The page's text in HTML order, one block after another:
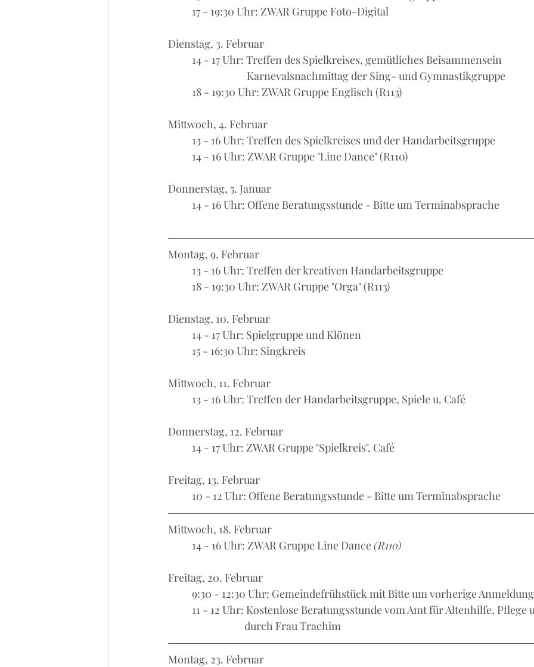
	17 - 19:30 Uhr: ZWAR Gruppe Foto-Digital
Dienstag, 3. Februar
	14 - 17 Uhr: Treffen des Spielkreises, gemütliches Beisammensein
			   Karnevalsnachmittag der Sing- und Gymnastikgruppe
	18 - 19:30 Uhr: ZWAR Gruppe Englisch (R113)
Mittwoch, 4. Februar
	13 - 16 Uhr: Treffen des Spielkreises und der Handarbeitsgruppe
	14 - 16 Uhr: ZWAR Gruppe "Line Dance" (R110)
Donnerstag, 5. Januar
	14 - 16 Uhr: Offene Beratungsstunde - Bitte um Terminabsprache
Montag, 9. Februar
	13 - 16 Uhr: Treffen der kreativen Handarbeitsgruppe
	18 - 19:30 Uhr: ZWAR Gruppe "Orga" (R113)
Dienstag, 10. Februar
	14 - 17 Uhr: Spielgruppe und Klönen
	15 - 16:30 Uhr: Singkreis
Mittwoch, 11. Februar
	13 - 16 Uhr: Treffen der Handarbeitsgruppe, Spiele u. Café
Donnerstag, 12. Februar
	14 - 17 Uhr: ZWAR Gruppe "Spielkreis", Café
Freitag, 13. Februar
	10 - 12 Uhr: Offene Beratungsstunde - Bitte um Terminabsprache
Mittwoch, 18. Februar
	14 - 16 Uhr: ZWAR Gruppe Line Dance
(R110)
Freitag, 20. Februar
	9:30 - 12:30 Uhr: Gemeindefrühstück mit Bitte um vorherige Anmeldung
11 - 12 Uhr: Kostenlose Beratungsstunde vom Amt für Altenhilfe,
			  durch Frau Trachim
Montag, 23. Februar